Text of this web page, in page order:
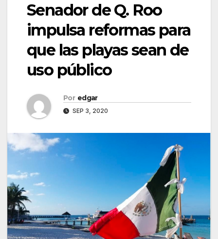
Senador de Q. Roo
impulsa reformas para
que las playas sean de
uso público
Por edgar
SEP 3, 2020